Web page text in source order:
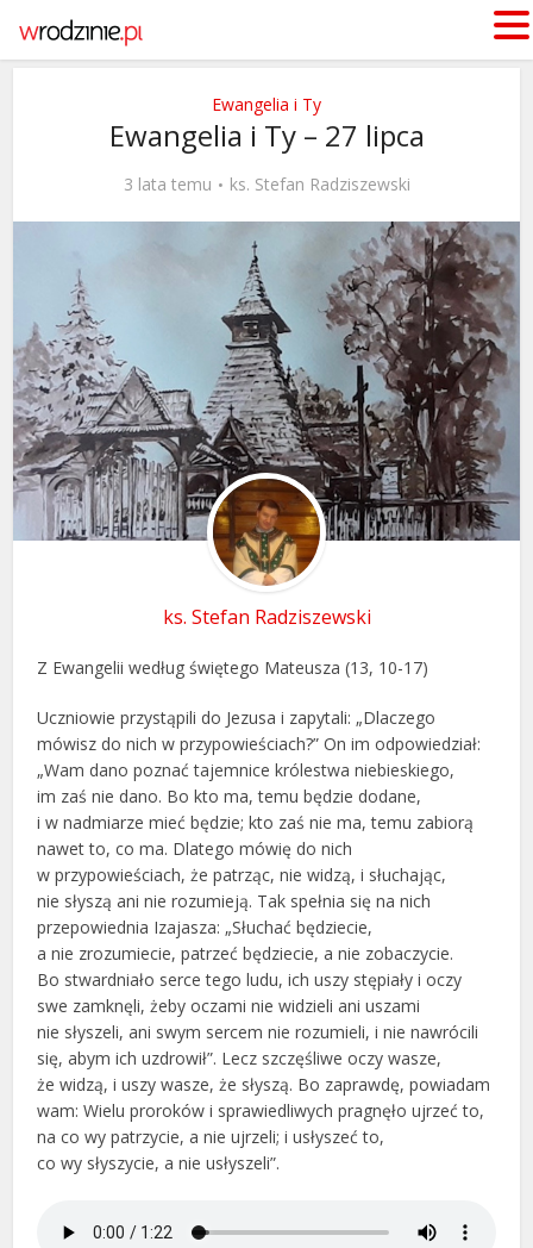
Ewangelia i Ty
Ewangelia i Ty – 27 lipca
3 lata temu ks. Stefan Radziszewski
ks. Stefan Radziszewski
Z Ewangelii według świętego Mateusza (13, 10-17)
Uczniowie przystąpili do Jezusa i zapytali: „Dlaczego
mówisz do nich w przypowieściach?” On im odpowiedział:
„Wam dano poznać tajemnice królestwa niebieskiego,
im zaś nie dano. Bo kto ma, temu będzie dodane,
i w nadmiarze mieć będzie; kto zaś nie ma, temu zabiorą
nawet to, co ma. Dlatego mówię do nich
w przypowieściach, że patrząc, nie widzą, i słuchając,
nie słyszą ani nie rozumieją. Tak spełnia się na nich
przepowiednia Izajasza: „Słuchać będziecie,
a nie zrozumiecie, patrzeć będziecie, a nie zobaczycie.
Bo stwardniało serce tego ludu, ich uszy stępiały i oczy
swe zamknęli, żeby oczami nie widzieli ani uszami
nie słyszeli, ani swym sercem nie rozumieli, i nie nawrócili
się, abym ich uzdrowił”. Lecz szczęśliwe oczy wasze,
że widzą, i uszy wasze, że słyszą. Bo zaprawdę, powiadam
wam: Wielu proroków i sprawiedliwych pragnęło ujrzeć to,
na co wy patrzycie, a nie ujrzeli; i usłyszeć to,
co wy słyszycie, a nie usłyszeli”.